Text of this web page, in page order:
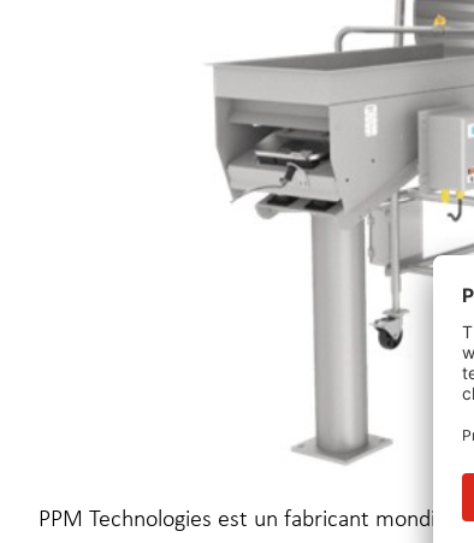
PPM Technologies est un fabricant